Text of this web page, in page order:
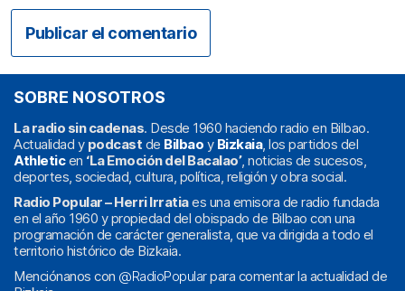
SOBRE NOSOTROS
La radio sin cadenas. Desde 1960 haciendo radio en Bilbao.
Actualidad y podcast de Bilbao y Bizkaia, los partidos del
Athleticen ‘La Emoción del Bacalao’, noticias de sucesos,
deportes, sociedad, cultura, política, religión y obra social.
Radio Popular – Herri Irratiaes una emisora de radio fundada
en el año 1960 y propiedad del obispado de Bilbao con una
programación de carácter generalista, que va dirigida a todo el
territorio histórico de Bizkaia.
Menciónanos con @RadioPopularpara comentar la actualidad de